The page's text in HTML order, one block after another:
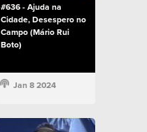
#636 - Ajuda na
Cidade, Desespero no
Campo (Mário Rui
Boto)
Jan 8 2024